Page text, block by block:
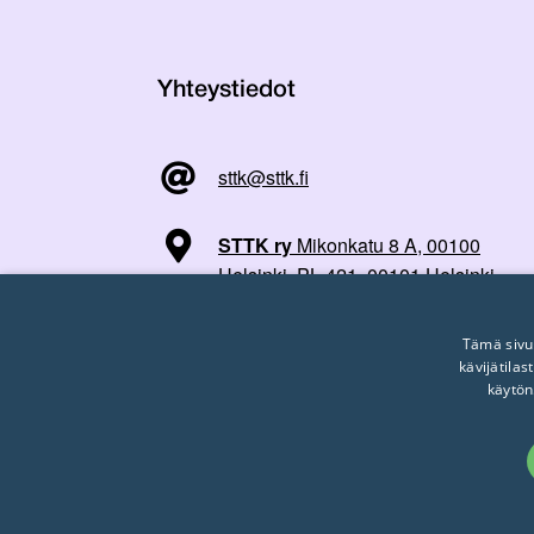
Yhteystiedot
sttk@sttk.fi
STTK ry Mikonkatu 8 A, 00100
Helsinki, PL 421, 00101 Helsinki
Tämä